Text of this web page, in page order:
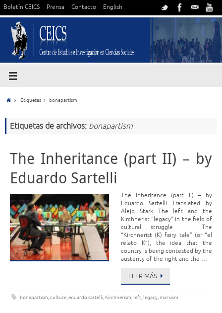
Boletín CEICS Prensa Contacto English
Etiquetas bonapartism
Etiquetas de archivos: bonapartism
The Inheritance (part II) – by
Eduardo Sartelli
The Inheritance (part II) – by
Eduardo Sartelli Translated by
Alejo Stark The left and the
Kirchnerist “legacy” in the field of
cultural struggle The
“Kirchnerist (K) fairy tale” (or “el
relato K”), the idea that the
country is being contested by the
austerity of the right and the …
LEER MÁS
bonapartism,culture,eduardo sartelli, Kirchnerism,left,legacy, marxism